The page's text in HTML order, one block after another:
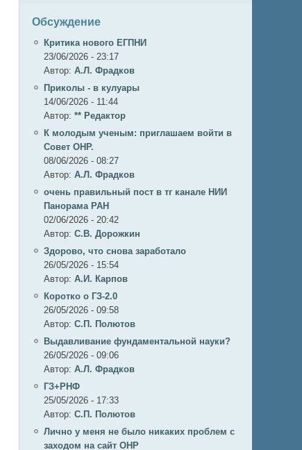
Обсуждение
Критика нового ЕГПНИ
23/06/2026 - 23:17
Автор: А.Л. Фрадков
Приколы - в кулуары
14/06/2026 - 11:44
Автор: ** Редактор
К молодым ученым: приглашаем войти в
Совет ОНР.
08/06/2026 - 08:27
Автор: А.Л. Фрадков
очень правильный пост в тг канале НИИ
Панорама РАН
02/06/2026 - 20:42
Автор: С.В. Дорожкин
Здорово, что снова заработало
26/05/2026 - 15:54
Автор: А.И. Карпов
Коротко о ГЗ-2.0
26/05/2026 - 09:58
Автор: C.П. Полютов
Выдавливание фундаментальной науки?
26/05/2026 - 09:06
Автор: А.Л. Фрадков
ГЗ+РНФ
25/05/2026 - 17:33
Автор: C.П. Полютов
Лично у меня не было никаких проблем с
заходом на сайт ОНР